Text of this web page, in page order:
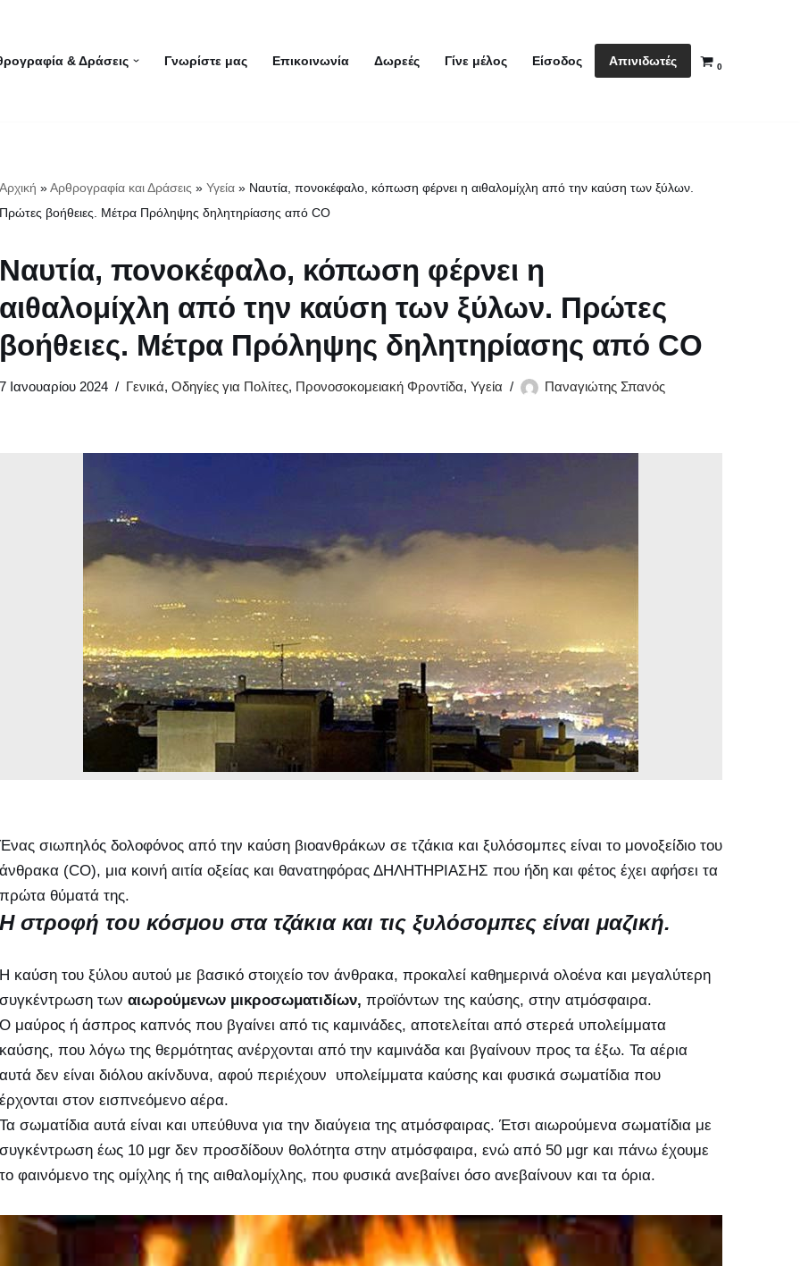
& Δράσεις Γνωρίστε μας Επικοινωνία Δωρεές Γίνε μέλος Είσοδος Απινιδωτές 0
Αρχική »Αρθρογραφία και Δράσεις » Υγεία » Ναυτία, πονοκέφαλο, κόπωση φέρνει η αιθαλομίχλη από την καύση των ξύλων.
Πρώτες βοήθειες. Μέτρα Πρόληψης δηλητηρίασης από CO
Ναυτία, πονοκέφαλο, κόπωση φέρνει η
αιθαλομίχλη από την καύση των ξύλων. Πρώτες
βοήθειες. Μέτρα Πρόληψης δηλητηρίασης από CO
7 Ιανουαρίου 2024 Γενικά, Οδηγίες για Πολίτες, Προνοσοκομειακή Φροντίδα, Υγεία Παναγιώτης Σπανός
Ένας σιωπηλός δολοφόνος από την καύση βιοανθράκων σε τζάκια και ξυλόσομπες είναι το μονοξείδιο του
άνθρακα (CO), μια κοινή αιτία οξείας και θανατηφόρας ΔΗΛΗΤΗΡΙΑΣΗΣ που ήδη και φέτος έχει αφήσει τα
πρώτα θύματά της.
Η στροφή του κόσμου στα τζάκια και τις ξυλόσομπες είναι μαζική.
Η καύση του ξύλου αυτού με βασικό στοιχείο τον άνθρακα, προκαλεί καθημερινά ολοένα και μεγαλύτερη
συγκέντρωση των αιωρούμενων μικροσωματιδίων, προϊόντων της καύσης, στην ατμόσφαιρα.
Ο μαύρος ή άσπρος καπνός που βγαίνει από τις καμινάδες, αποτελείται από στερεά υπολείμματα
καύσης, που λόγω της θερμότητας ανέρχονται από την καμινάδα και βγαίνουν προς τα έξω. Τα αέρια
αυτά δεν είναι διόλου ακίνδυνα, αφού περιέχουν υπολείμματα καύσης και φυσικά σωματίδια που
έρχονται στον εισπνεόμενο αέρα.
Τα σωματίδια αυτά είναι και υπεύθυνα για την διαύγεια της ατμόσφαιρας. Έτσι αιωρούμενα σωματίδια με
συγκέντρωση έως 10 μgr δεν προσδίδουν θολότητα στην ατμόσφαιρα, ενώ από 50 μgr και πάνω έχουμε
το φαινόμενο της ομίχλης ή της αιθαλομίχλης, που φυσικά ανεβαίνει όσο ανεβαίνουν και τα όρια.